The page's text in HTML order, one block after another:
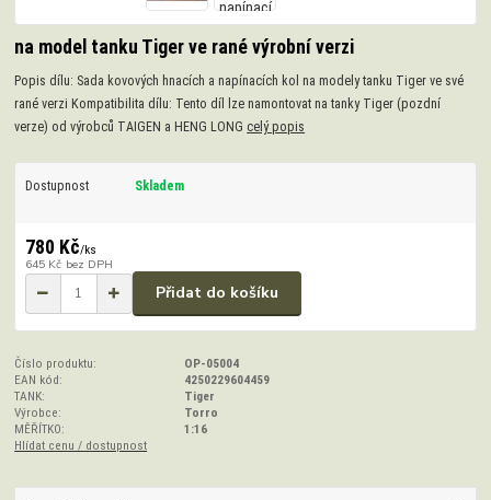
na model tanku Tiger ve rané výrobní verzi
Popis dílu: Sada kovových hnacích a napínacích kol na modely tanku Tiger ve své
rané verzi Kompatibilita dílu: Tento díl lze namontovat na tanky Tiger (pozdní
verze) od výrobců TAIGEN a HENG LONG celý popis
Dostupnost Skladem
780 Kč/ks
645 Kč bez DPH
Přidat do košíku
Číslo produktu:
OP-05004
EAN kód:
4250229604459
TANK:
Tiger
Výrobce:
Torro
MĚŘÍTKO:
1:16
Hlídat cenu / dostupnost